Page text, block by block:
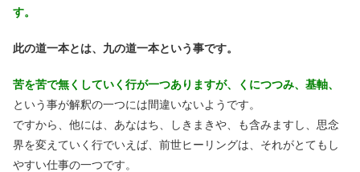
す。
此の道一本とは、九の道一本という事です。
苦を苦で無くしていく行が一つありますが、くにつつみ、基軸、
という事が解釈の一つには間違いないようです。
ですから、他には、あなはち、しきまきや、も含みますし、思念
界を変えていく行でいえば、前世ヒーリングは、それがとてもし
やすい仕事の一つです。